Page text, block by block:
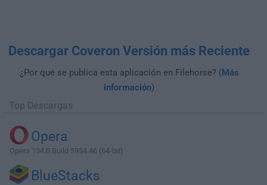
Descargar Coveron Versión más Reciente
¿Por qué se publica esta aplicación en Filehorse? (Más
información)
Top Descargas
Opera
Opera 134.0 Build 5954.46 (64-bit)
BlueStacks